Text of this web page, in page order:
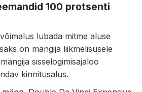
100 protsenti
lubada mitme aluse
on mängija liikmelisusele
sisselogimisajaloo
kinnitusalus.